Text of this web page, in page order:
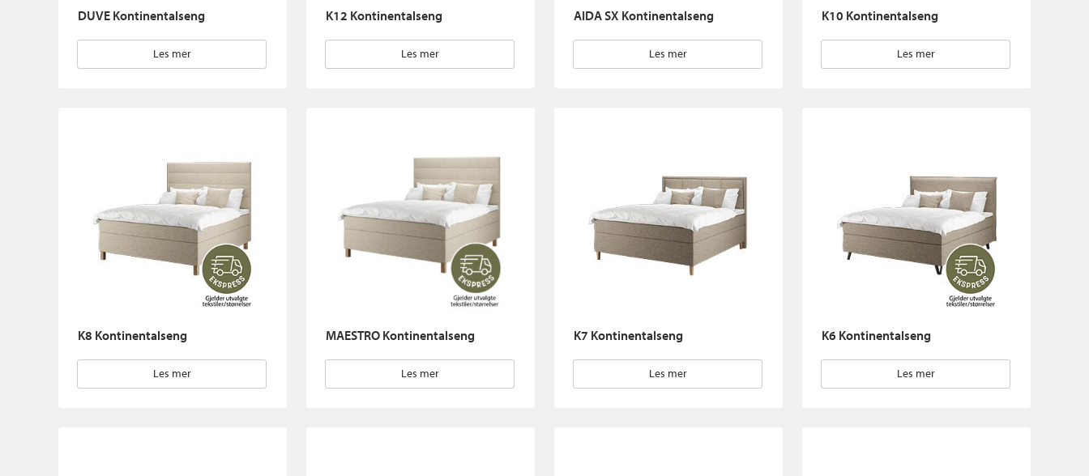
DUVE Kontinentalseng
Les mer
K12 Kontinentalseng
Les mer
AIDA SX Kontinentalseng
Les mer
K10 Kontinentalseng
Les mer
K8 Kontinentalseng
Les mer
MAESTRO Kontinentalseng
Les mer
K7 Kontinentalseng
Les mer
K6 Kontinentalseng
Les mer